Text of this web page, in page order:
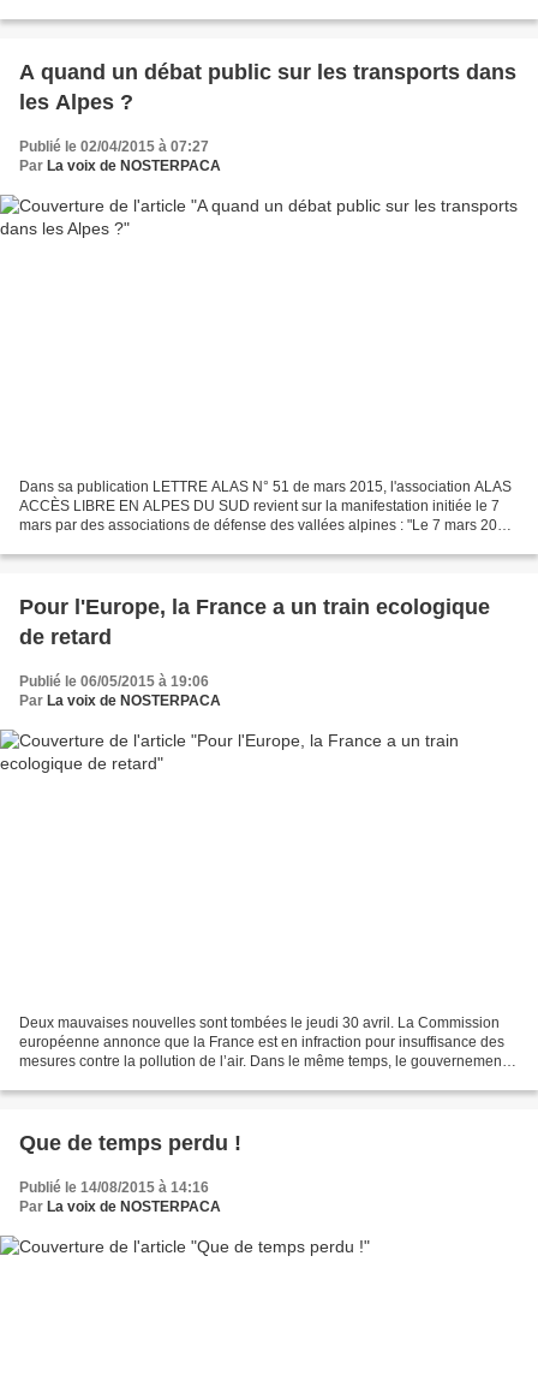
A quand un débat public sur les transports dans
les Alpes ?
Publié le 02/04/2015 à 07:27
Par La voix de NOSTERPACA
Dans sa publication LETTRE ALAS N° 51 de mars 2015, l'association ALAS
ACCÈS LIBRE EN ALPES DU SUD revient sur la manifestation initiée le 7
mars par des associations de défense des vallées alpines : "Le 7 mars 2015
Pour l'Europe, la France a un train ecologique
de retard
Publié le 06/05/2015 à 19:06
Par La voix de NOSTERPACA
Deux mauvaises nouvelles sont tombées le jeudi 30 avril. La Commission
européenne annonce que la France est en infraction pour insuffisance des
mesures contre la pollution de l’air. Dans le même temps, le gouvernement
Que de temps perdu !
Publié le 14/08/2015 à 14:16
Par La voix de NOSTERPACA